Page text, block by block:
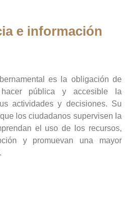
e información
es la obligación de
pública y accesible la
actividades y decisiones. Su
los ciudadanos supervisen la
el uso de los recursos,
y promuevan una mayor